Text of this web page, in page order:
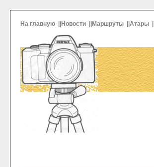
На главную Новости Маршруты Атары